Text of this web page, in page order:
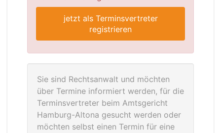
jetzt als Terminsvertreter
registrieren
Sie sind Rechtsanwalt und möchten
über Termine informiert werden, für die
Terminsvertreter beim Amtsgericht
Hamburg-Altona gesucht werden oder
möchten selbst einen Termin für eine